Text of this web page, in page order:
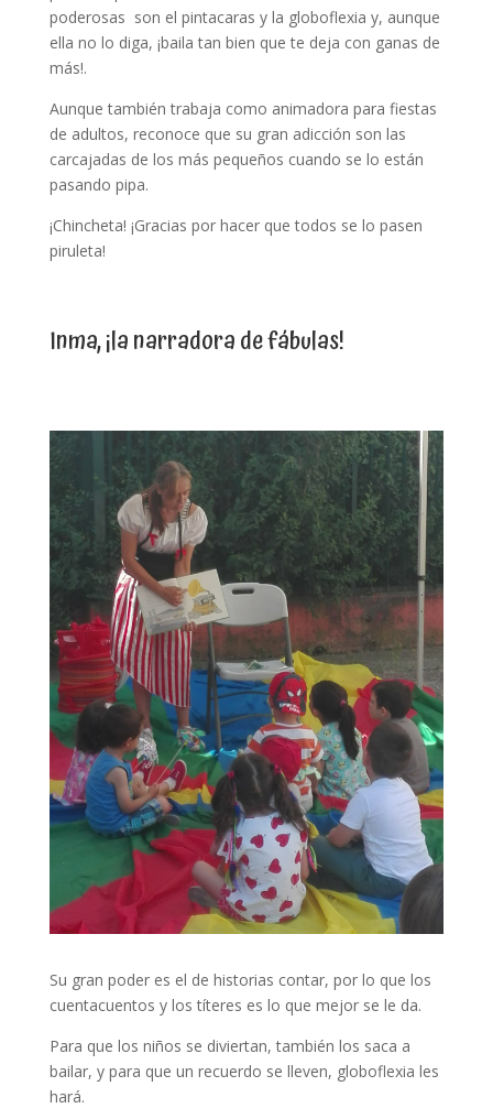
poderosas son el pintacaras y la globoflexia y, aunque
ella no lo diga, ¡baila tan bien que te deja con ganas de
más!.
Aunque también trabaja como animadora para fiestas
de adultos, reconoce que su gran adicción son las
carcajadas de los más pequeños cuando se lo están
pasando pipa.
¡Chincheta! ¡Gracias por hacer que todos se lo pasen
piruleta!
Inma, ¡la narradora de fábulas!
Su gran poder es el de historias contar, por lo que los
cuentacuentos y los títeres es lo que mejor se le da.
Para que los niños se diviertan, también los saca a
bailar, y para que un recuerdo se lleven, globoflexia les
hará.